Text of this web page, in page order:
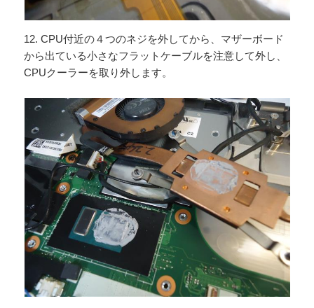
12. CPU付近の４つのネジを外してから、マザーボード
から出ている小さなフラットケーブルを注意して外し、
CPUクーラーを取り外します。